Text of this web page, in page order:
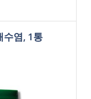
수염, 1통